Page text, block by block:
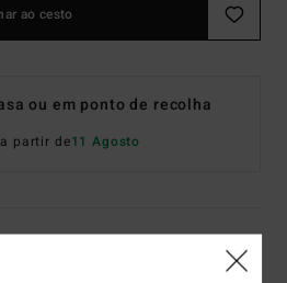
ao cesto
ou em ponto de recolha
partir de11 Agosto